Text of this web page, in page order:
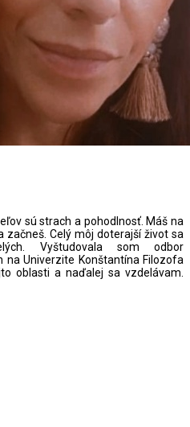
sú strach a pohodlnosť. Máš na
začneš. Celý môj doterajší život sa
Vyštudovala som odbor
na Univerzite Konštantína Filozofa
oblasti a naďalej sa vzdelávam.